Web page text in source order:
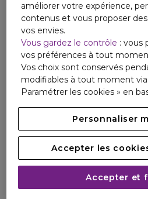
améliorer votre expérience,
contenus et vous proposer
vos envies.
Vous gardez le contrôle : vous
vos préférences à tout
Vos choix sont conservés
modifiables à tout moment via
Paramétrer les cookies » en
Personnaliser
Accepter les
Accepter et